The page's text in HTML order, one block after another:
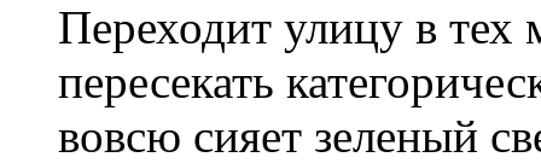
Переходит улицу в тех
пересекать
вовсю сияет зеленый